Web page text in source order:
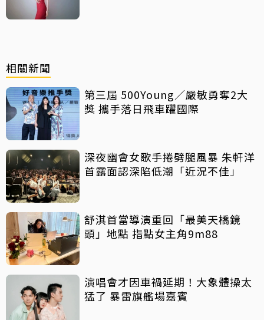
相關新聞
第三屆 500Young／嚴敏勇奪2大
獎 攜手落日飛車躍國際
深夜幽會女歌手捲劈腿風暴 朱軒洋
首露面認深陷低潮「近況不佳」
舒淇首當導演重回「最美天橋鏡
頭」地點 指點女主角9m88
演唱會才因車禍延期！大象體操太
猛了 暴雷旗艦場嘉賓